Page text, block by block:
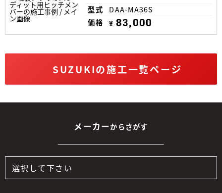
型式
DAA-MA36S
価格
¥ 83,000
SUZUKIの施工一覧ページ
メーカーからさがす